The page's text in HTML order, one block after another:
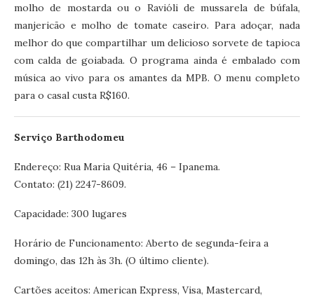
molho de mostarda ou o Ravióli de mussarela de búfala,
manjericão e molho de tomate caseiro. Para adoçar, nada
melhor do que compartilhar um delicioso sorvete de tapioca
com calda de goiabada. O programa ainda é embalado com
música ao vivo para os amantes da MPB. O menu completo
para o casal custa R$160.
Serviço Barthodomeu
Endereço: Rua Maria Quitéria, 46 – Ipanema.
Contato: (21) 2247-8609.
Capacidade: 300 lugares
Horário de Funcionamento: Aberto de segunda-feira a
domingo, das 12h às 3h. (O último cliente).
Cartões aceitos: American Express, Visa, Mastercard,